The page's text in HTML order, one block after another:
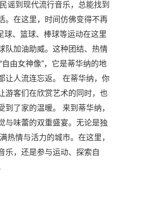
谣到现代流行音乐，总能找到
。在这里，时间仿佛变得不再
球、篮球、棒球等运动在这里
队加油助威。这种团结、热情
由女神像”，它是蒂华纳的地
让人流连忘返。 在蒂华纳，你
游客们在欣赏艺术的同时，也
了家的温暖。 来到蒂华纳，
与味蕾的双重盛宴。无论是独
热情与活力的城市。在这里，
乐，还是参与运动、探索自